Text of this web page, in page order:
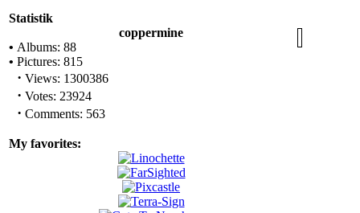
Statistik
coppermine
• Albums: 88
• Pictures: 815
· Views: 1300386
· Votes: 23924
· Comments: 563
My favorites: